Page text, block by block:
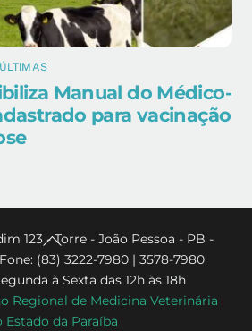
ÚLTIMAS
Manual do Médico-
para vacinação
Back
To
Top
123 - Torre - João Pessoa - PB -
(83) 3222-7980 | 3578-7980
à Sexta das 12h às 18h
Regional de Medicina Veterinária
Estado da Paraíba